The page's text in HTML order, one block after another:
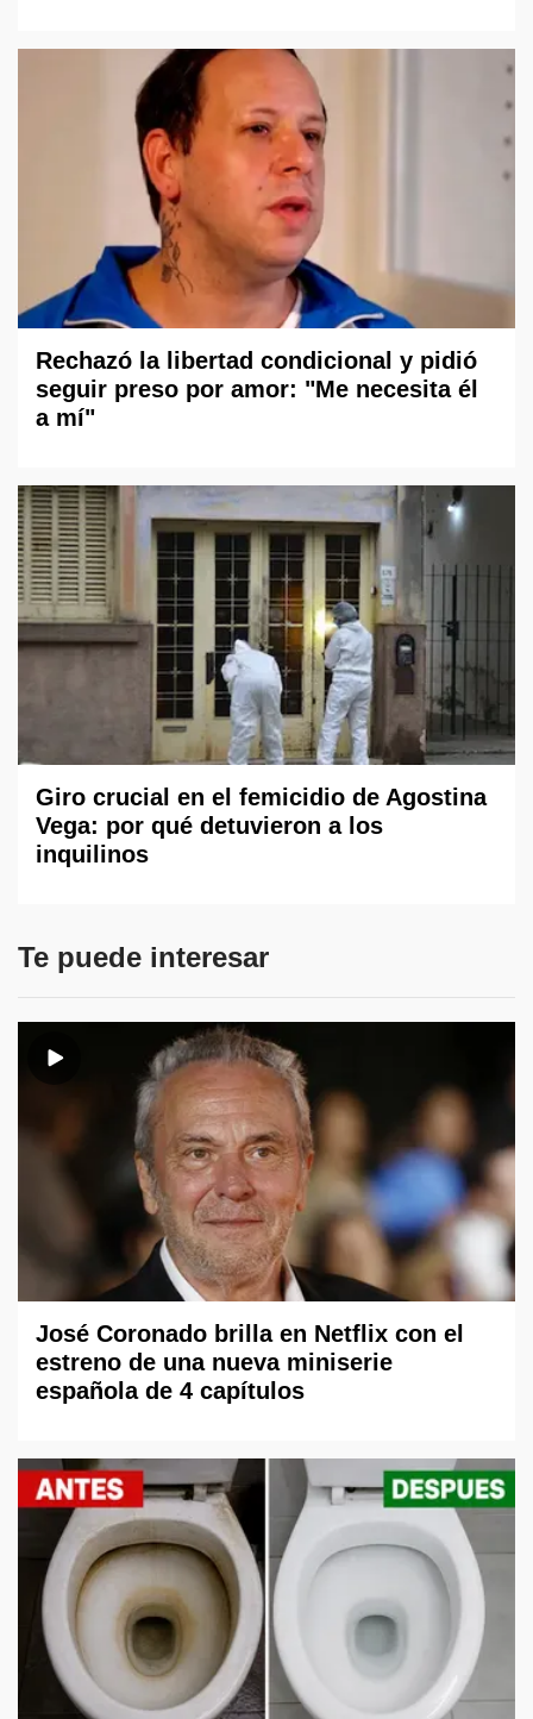
Rechazó la libertad condicional y pidió
seguir preso por amor: "Me necesita él
a mí"
Giro crucial en el femicidio de Agostina
Vega: por qué detuvieron a los
inquilinos
Te puede interesar
José Coronado brilla en Netflix con el
estreno de una nueva miniserie
española de 4 capítulos